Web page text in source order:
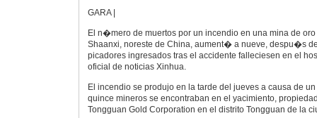
GARA |
El n�mero de muertos por un incendio en una mina de
Shaanxi, noreste de China, aument� a nueve, despu�s
picadores ingresados tras el accidente falleciesen en el
oficial de noticias Xinhua.
El incendio se produjo en la tarde del jueves a causa de
quince mineros se encontraban en el yacimiento,
Tongguan Gold Corporation en el distrito Tongguan de la